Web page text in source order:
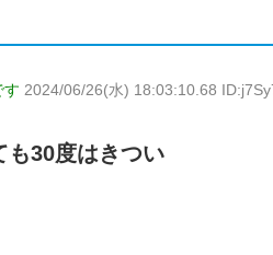
す 2024/06/26(水) 18:03:10.68
も30度はきつい